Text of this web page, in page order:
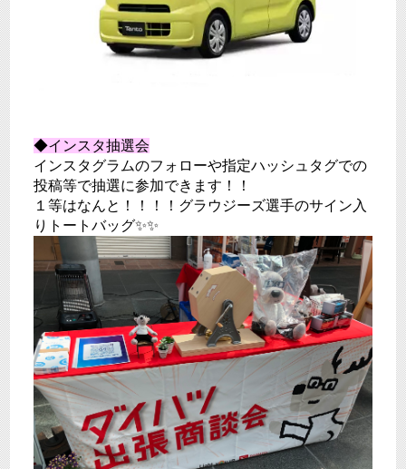
◆インスタ抽選会
インスタグラムのフォローや指定ハッシュタグでの
投稿等で抽選に参加できます！！
１等はなんと！！！！グラウジーズ選手のサイン入
りトートバッグ✨✨